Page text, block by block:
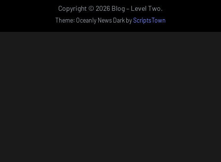
Copyright © 2026 Blog – Level Two.
Theme: Oceanly News Dark byScriptsTown